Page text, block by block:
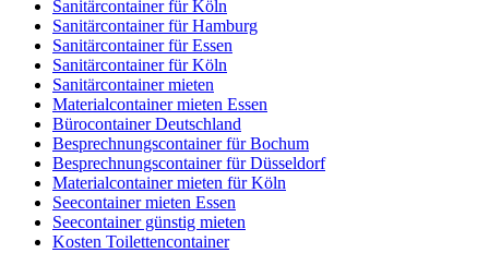
Sanitärcontainer für Köln
Sanitärcontainer für Hamburg
Sanitärcontainer für Essen
Sanitärcontainer für Köln
Sanitärcontainer mieten
Materialcontainer mieten Essen
Bürocontainer Deutschland
Besprechnungscontainer für Bochum
Besprechnungscontainer für Düsseldorf
Materialcontainer mieten für Köln
Seecontainer mieten Essen
Seecontainer günstig mieten
Kosten Toilettencontainer